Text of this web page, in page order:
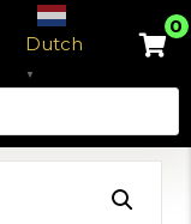
Dutch
▼
0